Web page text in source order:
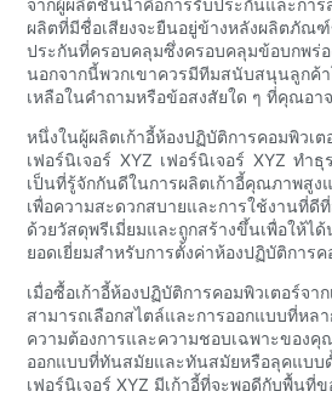
จากผู้ผลิตชั้นนำคือการรับประกันและก
ผลิตที่มีชื่อเสียงจะยืนอยู่ข้างหลังผลิตภัณฑ์
ประกันที่ครอบคลุมซึ่งครอบคลุมข้อบกพ
นอกจากนี้พวกเขาควรมีทีมสนับสนุนลูกค้
เหลือในคำถามหรือข้อสงสัยใด ๆ ที่คุณอาจ
หนึ่งในผู้ผลิตเก้าอี้ห้องปฏิบัติการคอมพิวเ
เฟอร์นิเจอร์ XYZ เฟอร์นิเจอร์ XYZ ทำ
เป็นที่รู้จักกันดีในการผลิตเก้าอี้คุณภาพสู
เพื่อความสะดวกสบายและการใช้งานที่
ด้วยวัสดุพรีเมี่ยมและถูกสร้างขึ้นเพื่อให้ไ
ยอดเยี่ยมสำหรับการตั้งค่าห้องปฏิบัติการค
เมื่อซื้อเก้าอี้ห้องปฏิบัติการคอมพิวเตอร์
สามารถเลือกสไตล์และการออกแบบที่หลา
ความต้องการและความชอบเฉพาะขอ
ออกแบบที่ทันสมัยและทันสมัยหรือลุคแบบ
เฟอร์นิเจอร์ XYZ มีเก้าอี้ที่จะพอดีกับพื้นที่